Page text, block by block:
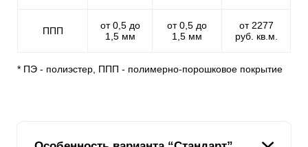
ППП
от 0,5 до
1,5 мм
от 0,5 до
1,5 мм
от 2277
руб. кв.м.
* ПЭ - полиэстер, ППП - полимерно-порошковое покрытие